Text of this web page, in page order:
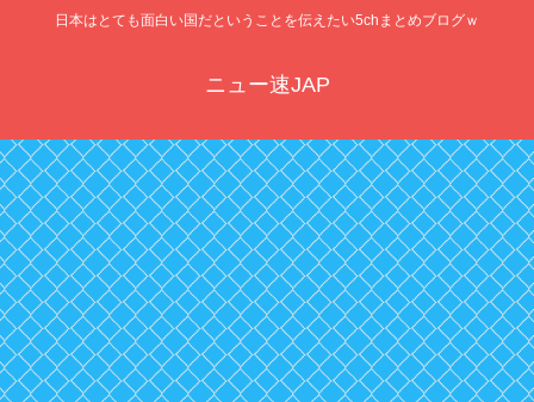
日本はとても面白い国だということを伝えたい5chまとめブログｗ
ニュー速JAP